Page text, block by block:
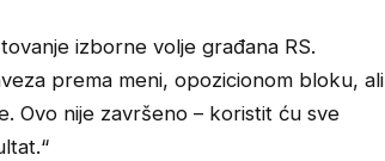
izborne volje građana RS.
prema meni, opozicionom bloku, ali
Ovo nije završeno – koristit ću sve